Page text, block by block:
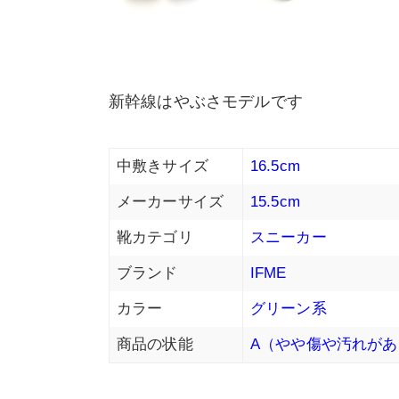
新幹線はやぶさモデルです
中敷きサイズ 16.5cm
メーカーサイズ 15.5cm
靴カテゴリ スニーカー
ブランド IFME
カラー グリーン系
商品の状能 A（やや傷や汚れが